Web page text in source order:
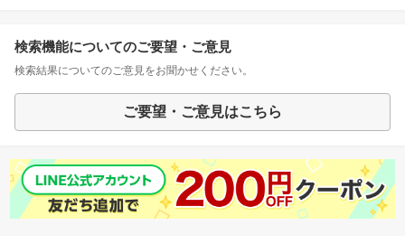
検索機能についてのご要望・ご意見
検索結果についてのご意見をお聞かせください。
ご要望・ご意見はこちら